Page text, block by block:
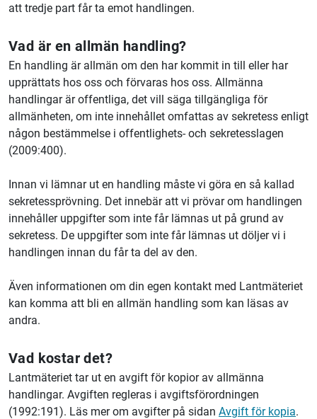
att tredje part får ta emot handlingen.
Vad är en allmän handling?
En handling är allmän om den har kommit in till eller har
upprättats hos oss och förvaras hos oss. Allmänna
handlingar är offentliga, det vill säga tillgängliga för
allmänheten, om inte innehållet omfattas av sekretess enligt
någon bestämmelse i offentlighets- och sekretesslagen
(2009:400).
Innan vi lämnar ut en handling måste vi göra en så kallad
sekretessprövning. Det innebär att vi prövar om handlingen
innehåller uppgifter som inte får lämnas ut på grund av
sekretess. De uppgifter som inte får lämnas ut döljer vi i
handlingen innan du får ta del av den.
Även informationen om din egen kontakt med Lantmäteriet
kan komma att bli en allmän handling som kan läsas av
andra.
Vad kostar det?
Lantmäteriet tar ut en avgift för kopior av allmänna
handlingar. Avgiften regleras i avgiftsförordningen
(1992:191). Läs mer om avgifter på sidan Avgift för kopia.